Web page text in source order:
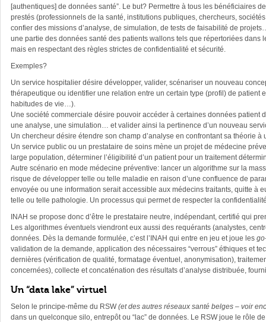
[authentiques] de données santé”. Le but? Permettre à tous les bénéficiaires
prestés (professionnels de la santé, institutions publiques, chercheurs,
confier des missions d’analyse, de simulation, de tests de faisabilité de
une partie des données santé des patients wallons tels que répertoriées dans
mais en respectant des règles strictes de confidentialité et sécurité.
Exemples?
Un service hospitalier désire développer, valider, scénariser un nouveau
thérapeutique ou identifier une relation entre un certain type (profil) de patient
habitudes de vie…).
Une société commerciale désire pouvoir accéder à certaines données
une analyse, une simulation… et valider ainsi la pertinence d’un nouveau
Un chercheur désire étendre son champ d’analyse en confrontant sa théorie
Un service public ou un prestataire de soins mène un projet de médecine
large population, déterminer l’éligibilité d’un patient pour un traitement
Autre scénario en mode médecine préventive: lancer un algorithme sur la
risque de développer telle ou telle maladie en raison d’une confluence de
envoyée ou une information serait accessible aux médecins traitants, quitte à
telle ou telle pathologie. Un processus qui permet de respecter la
INAH se propose donc d’être le prestataire neutre, indépendant, certifié qui
Les algorithmes éventuels viendront eux aussi des requérants (analystes,
données. Dès la demande formulée, c’est l’INAH qui entre en jeu et joue les
validation de la demande, application des nécessaires “verrous” éthiques et
dernières (vérification de qualité, formatage éventuel, anonymisation),
concernées), collecte et concaténation des résultats d’analyse distribuée,
Un “data lake” virtuel
Selon le principe-même du RSW(et des autres réseaux santé belges – voir
dans un quelconque silo, entrepôt ou “lac” de données. Le RSW joue le rôle